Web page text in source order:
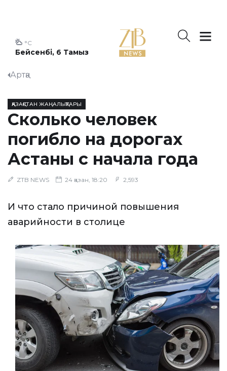
Бейсенбі, 6 Тамыз
°C
Артқа
ҚАЗАҚСТАН ЖАҢАЛЫҚТАРЫ
Сколько человек
погибло на дорогах
Астаны с начала года
ZTB NEWS 24 қазан, 18:20 2,593
И что стало причиной повышения
аварийности в столице